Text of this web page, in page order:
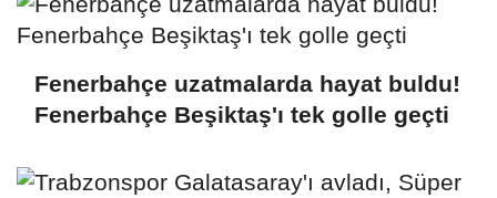
Fenerbahçe uzatmalarda hayat buldu!
Fenerbahçe Beşiktaş'ı tek golle geçti